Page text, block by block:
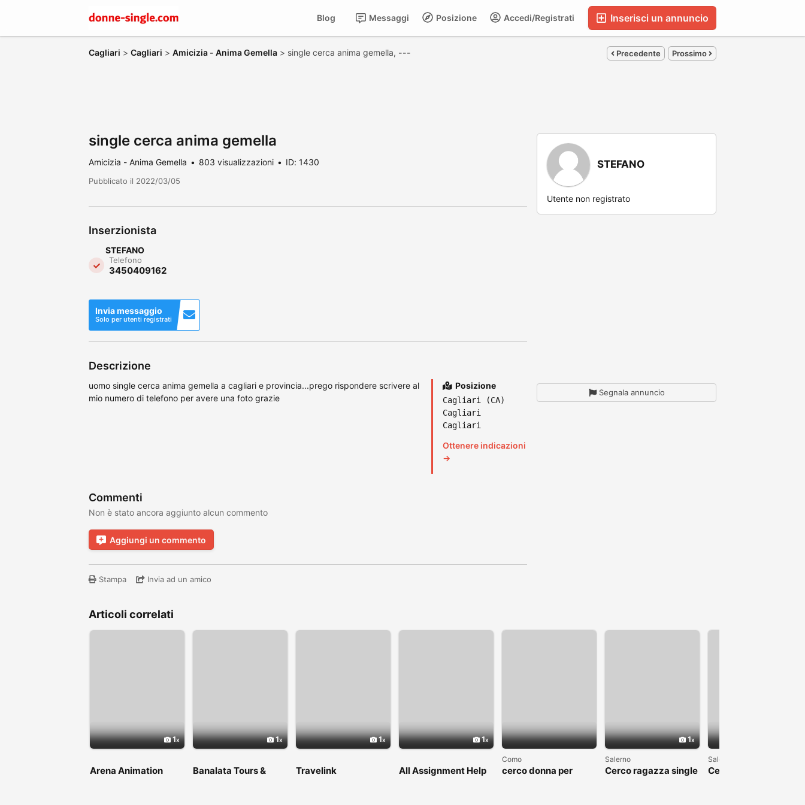
Inserisci un annuncio
Accedi/Registrati
Posizione
Messaggi
Blog
Cagliari > Cagliari > Amicizia - Anima Gemella > single cerca anima gemella, --- Precedente Prossimo
single cerca anima gemella
Amicizia - Anima Gemella 803 visualizzazioni ID: 1430
Pubblicato il 2022/03/05
Inserzionista
STEFANO
Telefono
3450409162
Invia messaggio
Solo per utenti registrati
Descrizione
uomo single cerca anima gemella a cagliari e provincia...prego rispondere scrivere al
mio numero di telefono per avere una foto grazie
Posizione
Cagliari (CA)
Cagliari
Cagliari
Ottenere indicazioni
→
Commenti
Non è stato ancora aggiunto alcun commento
Aggiungi un commento
Stampa Invia ad un amico
STEFANO
Utente non registrato
Segnala annuncio
Articoli correlati
1
Arena Animation
1
Banalata Tours &
1
Travelink
1
All Assignment Help
Australia
Como
cerco donna per
1
Salerno
Cerco ragazza single
x fidanzamento serio
Salerno
Cerco ragazza di